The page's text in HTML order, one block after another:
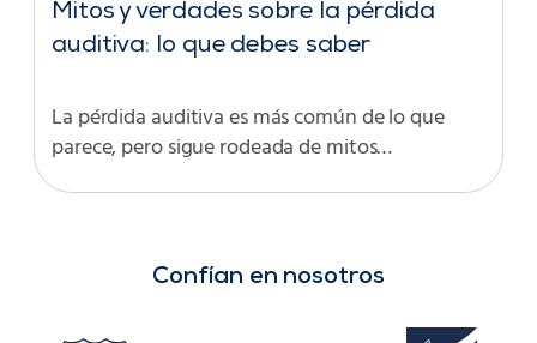
Mitos y verdades sobre la pérdida
auditiva: lo que debes saber
La pérdida auditiva es más común de lo que
parece, pero sigue rodeada de mitos…
Confían en nosotros